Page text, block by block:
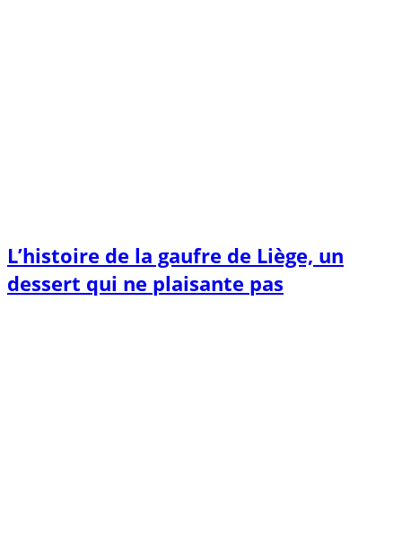
L’histoire de la gaufre de Liège, un
dessert qui ne plaisante pas